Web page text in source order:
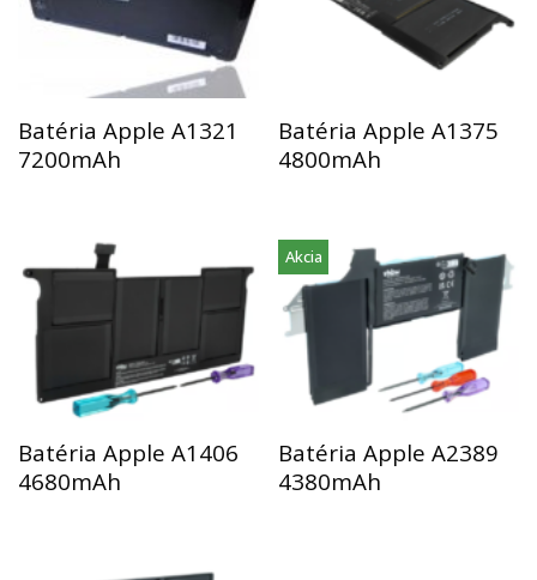
Batéria Apple A1321
7200mAh
Batéria Apple A1375
4800mAh
Batéria Apple A1406
4680mAh
Akcia
Batéria Apple A2389
4380mAh